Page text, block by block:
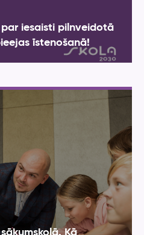
par iesaisti pilnveidotā
īstenošanā!
Kā